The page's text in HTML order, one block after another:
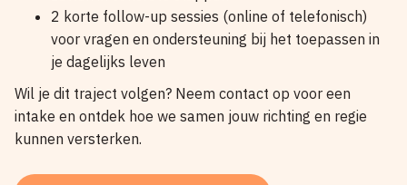
2 korte follow-up sessies (online of telefonisch)
voor vragen en ondersteuning bij het toepassen in
je dagelijks leven
Wil je dit traject volgen? Neem contact op voor een
intake en ontdek hoe we samen jouw richting en regie
kunnen versterken.